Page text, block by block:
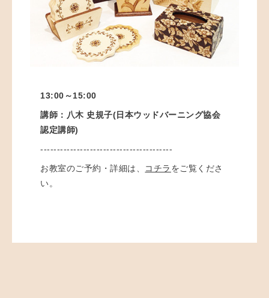
13:00～15:00
講師：八木 史規子(日本ウッドバーニング協会
認定講師)
----------------------------------------
お教室のご予約・詳細は、 コチラ をご覧くださ
い。